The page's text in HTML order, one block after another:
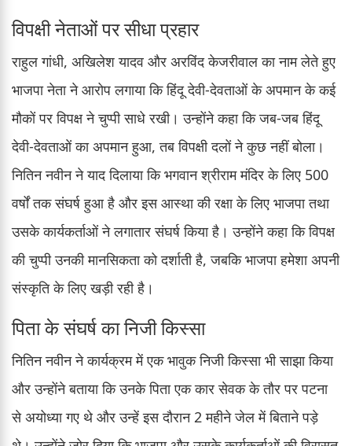
विपक्षी नेताओं पर सीधा प्रहार
राहुल गांधी, अखिलेश यादव और अरविंद केजरीवाल का नाम लेते हुए
भाजपा नेता ने आरोप लगाया कि हिंदू देवी-देवताओं के अपमान के कई
मौकों पर विपक्ष ने चुप्पी साधे रखी। उन्होंने कहा कि जब-जब हिंदू
देवी-देवताओं का अपमान हुआ, तब विपक्षी दलों ने कुछ नहीं बोला।
नितिन नवीन ने याद दिलाया कि भगवान श्रीराम मंदिर के लिए 500
वर्षों तक संघर्ष हुआ है और इस आस्था की रक्षा के लिए भाजपा तथा
उसके कार्यकर्ताओं ने लगातार संघर्ष किया है। उन्होंने कहा कि विपक्ष
की चुप्पी उनकी मानसिकता को दर्शाती है, जबकि भाजपा हमेशा अपनी
संस्कृति के लिए खड़ी रही है।
पिता के संघर्ष का निजी किस्सा
नितिन नवीन ने कार्यक्रम में एक भावुक निजी किस्सा भी साझा किया
और उन्होंने बताया कि उनके पिता एक कार सेवक के तौर पर पटना
से अयोध्या गए थे और उन्हें इस दौरान 2 महीने जेल में बिताने पड़े